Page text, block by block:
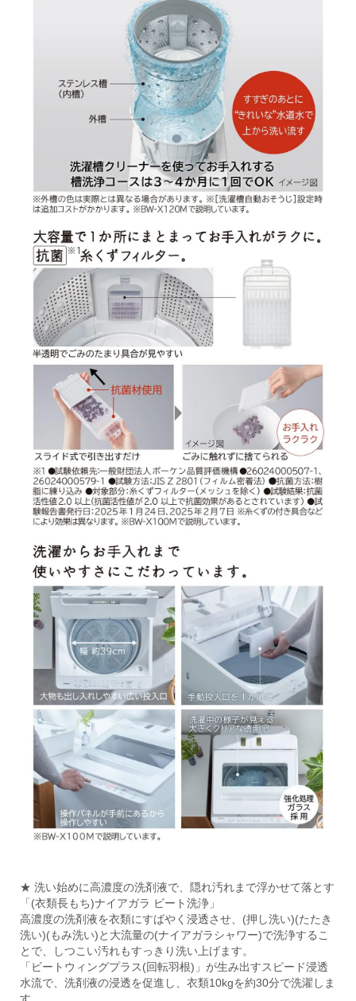
★ 洗い始めに高濃度の洗剤液で、隠れ汚れまで浮かせて落とす
「(衣類長もち)ナイアガラ ビート洗浄」
高濃度の洗剤液を衣類にすばやく浸透させ、(押し洗い)(たたき
洗い)(もみ洗い)と大流量の(ナイアガラシャワー)で洗浄するこ
とで、しつこい汚れもすっきり洗い上げます。
「ビートウィングプラス(回転羽根)」が生み出すスピード浸透
水流で、洗剤液の浸透を促進し、衣類10kgを約30分で洗濯しま